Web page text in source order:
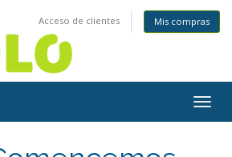
Acceso de clientes Mis compras